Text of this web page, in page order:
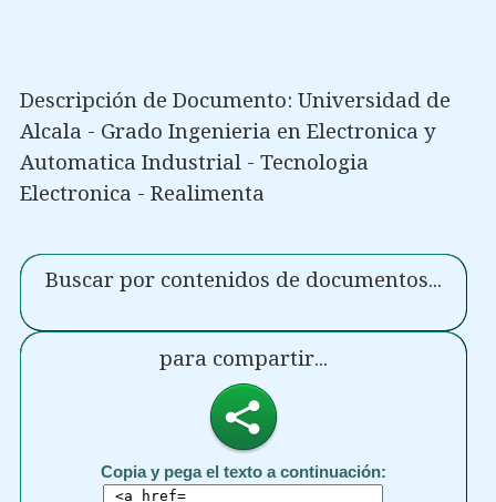
Descripción de Documento: Universidad de
Alcala - Grado Ingenieria en Electronica y
Automatica Industrial - Tecnologia
Electronica - Realimenta
Buscar por contenidos de documentos...
para compartir...
Copia y pega el texto a continuación: